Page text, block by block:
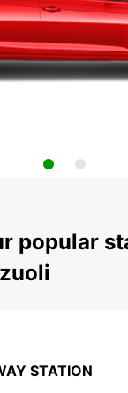
popular
STATION